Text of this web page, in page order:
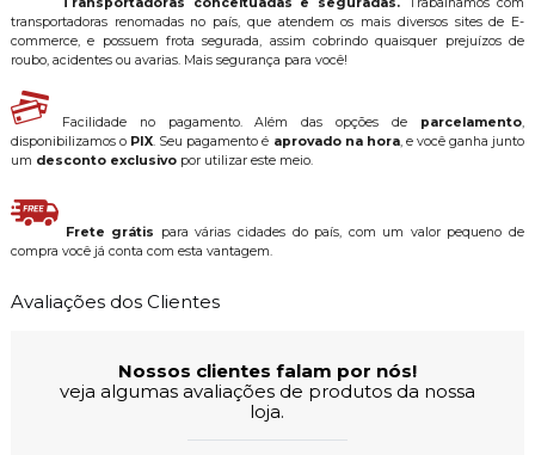
Transportadoras conceituadas e seguradas. Trabalhamos com
transportadoras renomadas no país, que atendem os mais diversos sites de E-
commerce, e possuem frota segurada, assim cobrindo quaisquer prejuízos de
roubo, acidentes ou avarias. Mais segurança para você!
Facilidade no pagamento. Além das opções de parcelamento,
disponibilizamos o PIX. Seu pagamento é aprovado na hora, e você ganha junto
um desconto exclusivopor utilizar este meio.
Frete grátis para várias cidades do país, com um valor pequeno de
compra você já conta com esta vantagem.
Avaliações dos Clientes
Nossos clientes falam por nós!
veja algumas avaliações de produtos da nossa
loja.